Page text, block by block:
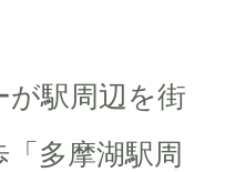
が駅周辺を街
多摩湖駅周